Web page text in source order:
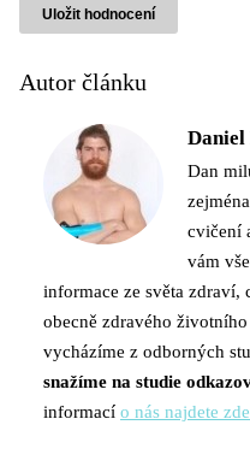
Autor článku
Dan
cvičení
vám
informace ze světa
obecně zdravého
vycházíme z odborných
snažíme na studie
informací o nás najdete